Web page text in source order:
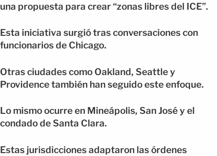
una propuesta para crear “zonas libres del ICE”.
Esta iniciativa surgió tras conversaciones con
funcionarios de Chicago.
Otras ciudades como Oakland, Seattle y
Providence también han seguido este enfoque.
Lo mismo ocurre en Mineápolis, San José y el
condado de Santa Clara.
Estas jurisdicciones adaptaron las órdenes